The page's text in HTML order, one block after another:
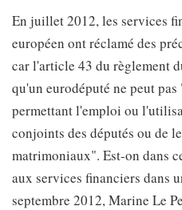
En juillet 2012, les services
européen ont réclamé des
car l'article 43 du règlement
qu'un eurodéputé ne peut
permettant l'emploi ou
conjoints des députés ou de
matrimoniaux". Est-on dans
aux services financiers dans
septembre 2012, Marine Le